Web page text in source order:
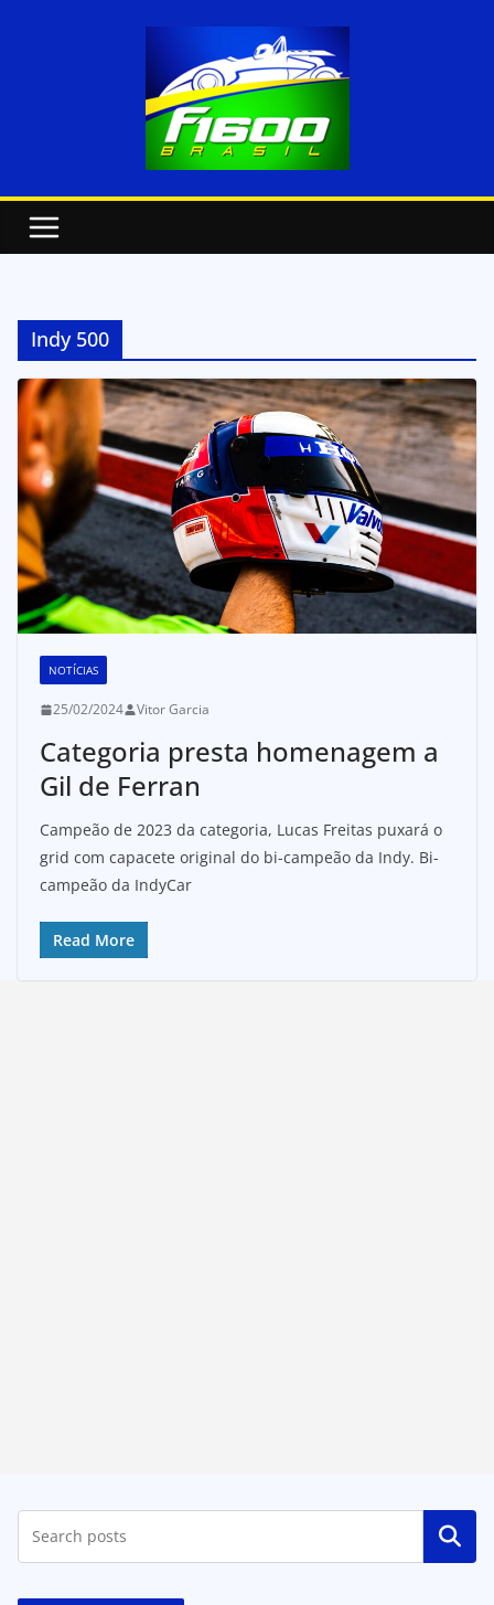
Indy 500
NOTÍCIAS
25/02/2024 Vitor Garcia
Categoria presta homenagem a
Gil de Ferran
Campeão de 2023 da categoria, Lucas Freitas puxará o
grid com capacete original do bi-campeão da Indy. Bi-
campeão da IndyCar
Read More
Pesquisar